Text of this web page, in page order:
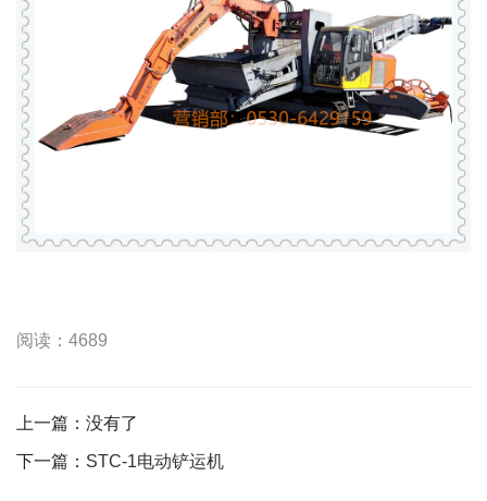
阅读：4689
上一篇：没有了
下一篇： STC-1电动铲运机